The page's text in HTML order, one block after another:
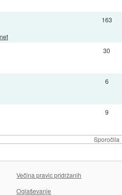
Sporočila
163
30
6
9
Večina pravic pridržanih
Oglaševanje